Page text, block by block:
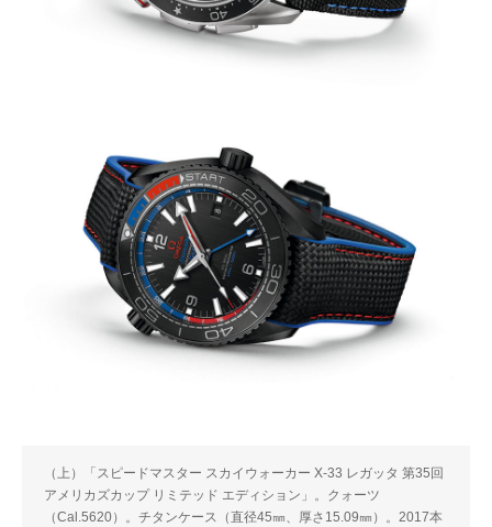
（上）「スピードマスター スカイウォーカー X-33 レガッタ 第35回
アメリカズカップ リミテッド エディション」。クォーツ
（Cal.5620）。チタンケース（直径45㎜、厚さ15.09㎜）。2017本